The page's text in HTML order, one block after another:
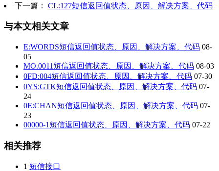
下一篇： CL:127短信返回值状态、原因、解决方案、代码
与本文相关文章
E:WORDS短信返回值状态、原因、解决方案、代码 08-
05
MO.0011短信返回值状态、原因、解决方案、代码 08-03
0FD:004短信返回值状态、原因、解决方案、代码 07-30
0YS:GTK短信返回值状态、原因、解决方案、代码 07-
24
0E:CHAN短信返回值状态、原因、解决方案、代码 07-
23
00000-1短信返回值状态、原因、解决方案、代码 07-22
相关推荐
1 短信接口